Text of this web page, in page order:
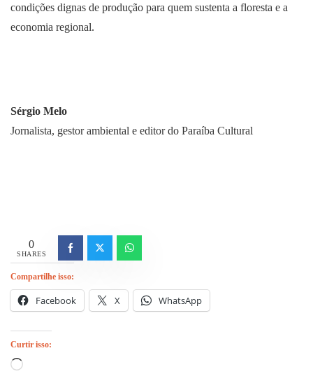
condições dignas de produção para quem sustenta a floresta e a
economia regional.
Sérgio Melo
Jornalista, gestor ambiental e editor do Paraíba Cultural
0
SHARES
Compartilhe isso:
Facebook X WhatsApp
Curtir isso:
Carregando...